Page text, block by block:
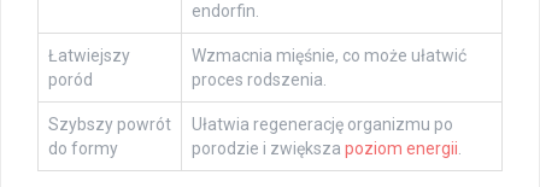
endorfin.
Łatwiejszy
poród
Wzmacnia mięśnie, co może ułatwić
proces rodszenia.
Szybszy powrót
do formy
Ułatwia regenerację organizmu po
porodzie i zwiększa poziom energii.